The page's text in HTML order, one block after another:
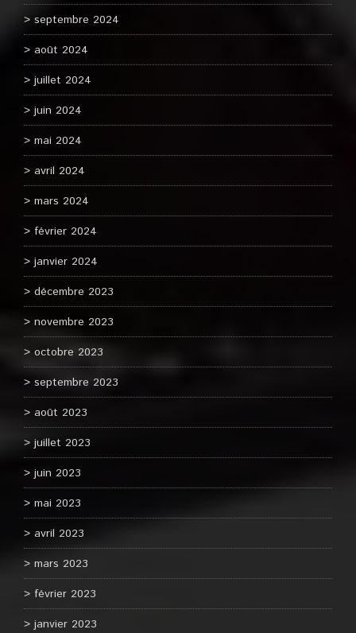
septembre 2024
août 2024
juillet 2024
juin 2024
mai 2024
avril 2024
mars 2024
février 2024
janvier 2024
décembre 2023
novembre 2023
octobre 2023
septembre 2023
août 2023
juillet 2023
juin 2023
mai 2023
avril 2023
mars 2023
février 2023
janvier 2023